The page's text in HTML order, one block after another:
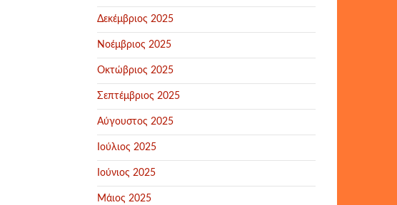
Δεκέμβριος 2025
Νοέμβριος 2025
Οκτώβριος 2025
Σεπτέμβριος 2025
Αύγουστος 2025
Ιούλιος 2025
Ιούνιος 2025
Μάιος 2025